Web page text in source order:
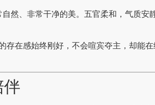
然、非常干净的美。五官柔和，气质安
存在感始终刚好，不会喧宾夺主，却能
伴